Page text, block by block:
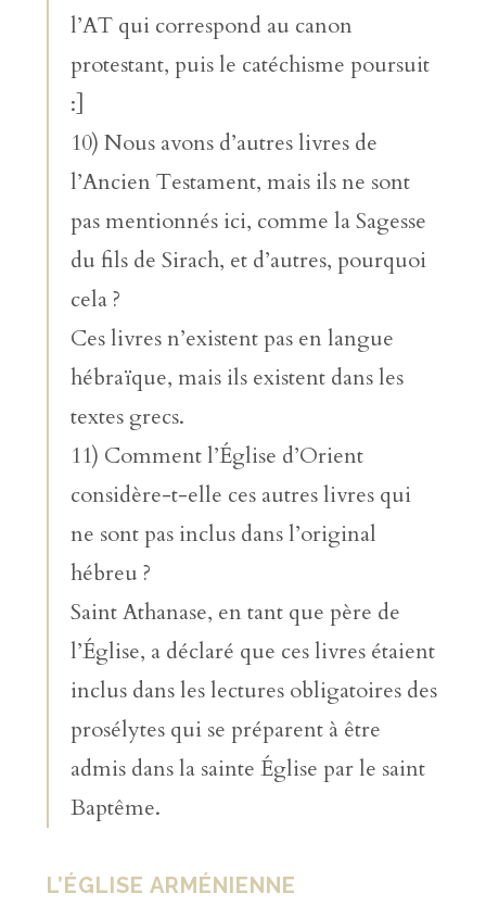
l’AT qui correspond au canon
protestant, puis le catéchisme poursuit
:]
10) Nous avons d’autres livres de
l’Ancien Testament, mais ils ne sont
pas mentionnés ici, comme la Sagesse
du fils de Sirach, et d’autres, pourquoi
cela ?
Ces livres n’existent pas en langue
hébraïque, mais ils existent dans les
textes grecs.
11) Comment l’Église d’Orient
considère-t-elle ces autres livres qui
ne sont pas inclus dans l’original
hébreu ?
Saint Athanase, en tant que père de
l’Église, a déclaré que ces livres étaient
inclus dans les lectures obligatoires des
prosélytes qui se préparent à être
admis dans la sainte Église par le saint
Baptême.
L’ÉGLISE ARMÉNIENNE